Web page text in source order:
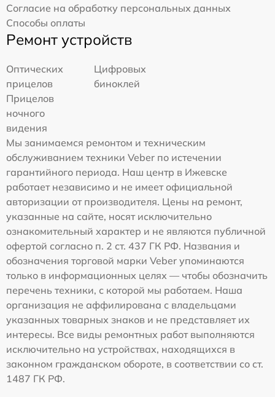
Согласие на обработку персональных данных
Способы оплаты
Ремонт устройств
Оптических
прицелов
Цифровых
биноклей
Прицелов
ночного
видения
Мы занимаемся ремонтом и техническим
обслуживанием техники Veber по истечении
гарантийного периода. Наш центр в Ижевске
работает независимо и не имеет официальной
авторизации от производителя. Цены на ремонт,
указанные на сайте, носят исключительно
ознакомительный характер и не являются публичной
офертой согласно п. 2 ст. 437 ГК РФ. Названия и
обозначения торговой марки Veber упоминаются
только в информационных целях — чтобы обозначить
перечень техники, с которой мы работаем. Наша
организация не аффилирована с владельцами
указанных товарных знаков и не представляет их
интересы. Все виды ремонтных работ выполняются
исключительно на устройствах, находящихся в
законном гражданском обороте, в соответствии со ст.
1487 ГК РФ.